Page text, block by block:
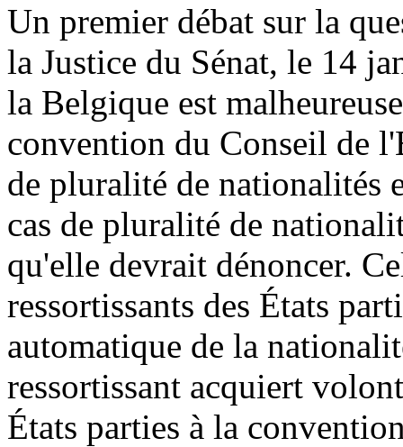
Un premier débat sur la
la Justice du Sénat, le 14
la Belgique est
convention du Conseil de
de pluralité de nationalités
cas de pluralité de
qu'elle devrait dénoncer.
ressortissants des États
automatique de la
ressortissant acquiert
États parties à la